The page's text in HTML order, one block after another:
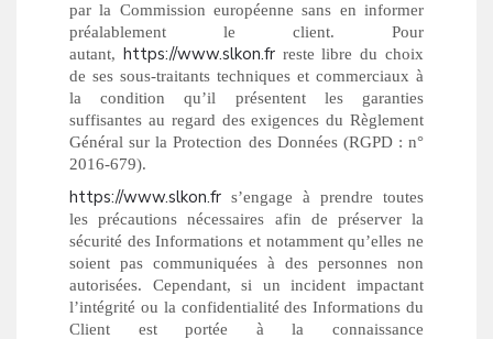
par la Commission européenne sans en informer
préalablement le client. Pour
autant, https://www.slkon.frreste libre du choix
de ses sous-traitants techniques et commerciaux à
la condition qu’il présentent les garanties
suffisantes au regard des exigences du Règlement
Général sur la Protection des Données (RGPD : n°
2016-679).
https://www.slkon.fr s’engage à prendre toutes
les précautions nécessaires afin de préserver la
sécurité des Informations et notamment qu’elles ne
soient pas communiquées à des personnes non
autorisées. Cependant, si un incident impactant
l’intégrité ou la confidentialité des Informations du
Client est portée à la connaissance